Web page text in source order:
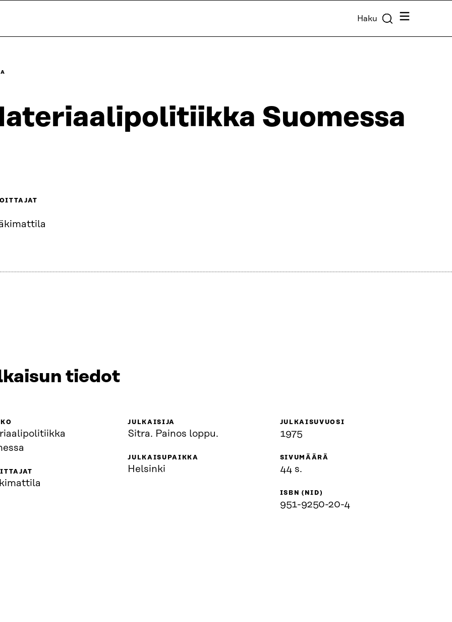
Haku Valikko
Suomessa
tiedot
JULKAISIJA
Sitra. Painos loppu.
JULKAISUPAIKKA
Helsinki
JULKAISUVUOSI
1975
SIVUMÄÄRÄ
44 s.
ISBN (NID)
951-9250-20-4